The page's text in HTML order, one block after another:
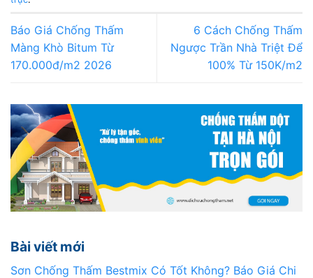
Báo Giá Chống Thấm
Màng Khò Bitum Từ
170.000đ/m2 2026
6 Cách Chống Thấm
Ngược Trần Nhà Triệt Để
100% Từ 150K/m2
Bài viết mới
Sơn Chống Thấm Bestmix Có Tốt Không? Báo Giá Chi